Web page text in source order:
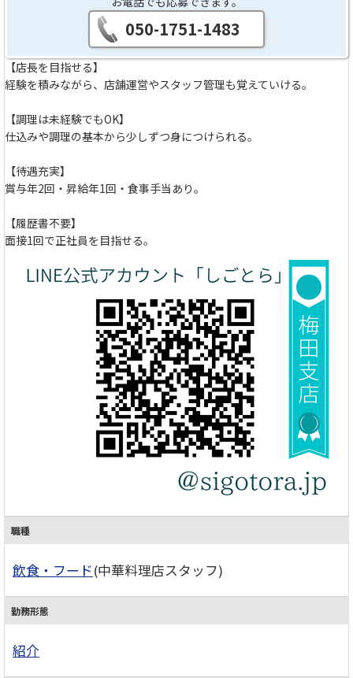
050-1751-1483
【店長を目指せる】
経験を積みながら、店舗運営やスタッフ管理も覚えていける。
【調理は未経験でもOK】
仕込みや調理の基本から少しずつ身につけられる。
【待遇充実】
賞与年2回・昇給年1回・食事手当あり。
【履歴書不要】
面接1回で正社員を目指せる。
職種
飲食・フード(中華料理店スタッフ)
勤務形態
紹介